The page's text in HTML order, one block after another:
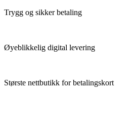
Trygg og sikker betaling
Øyeblikkelig digital levering
Største nettbutikk for betalingskort